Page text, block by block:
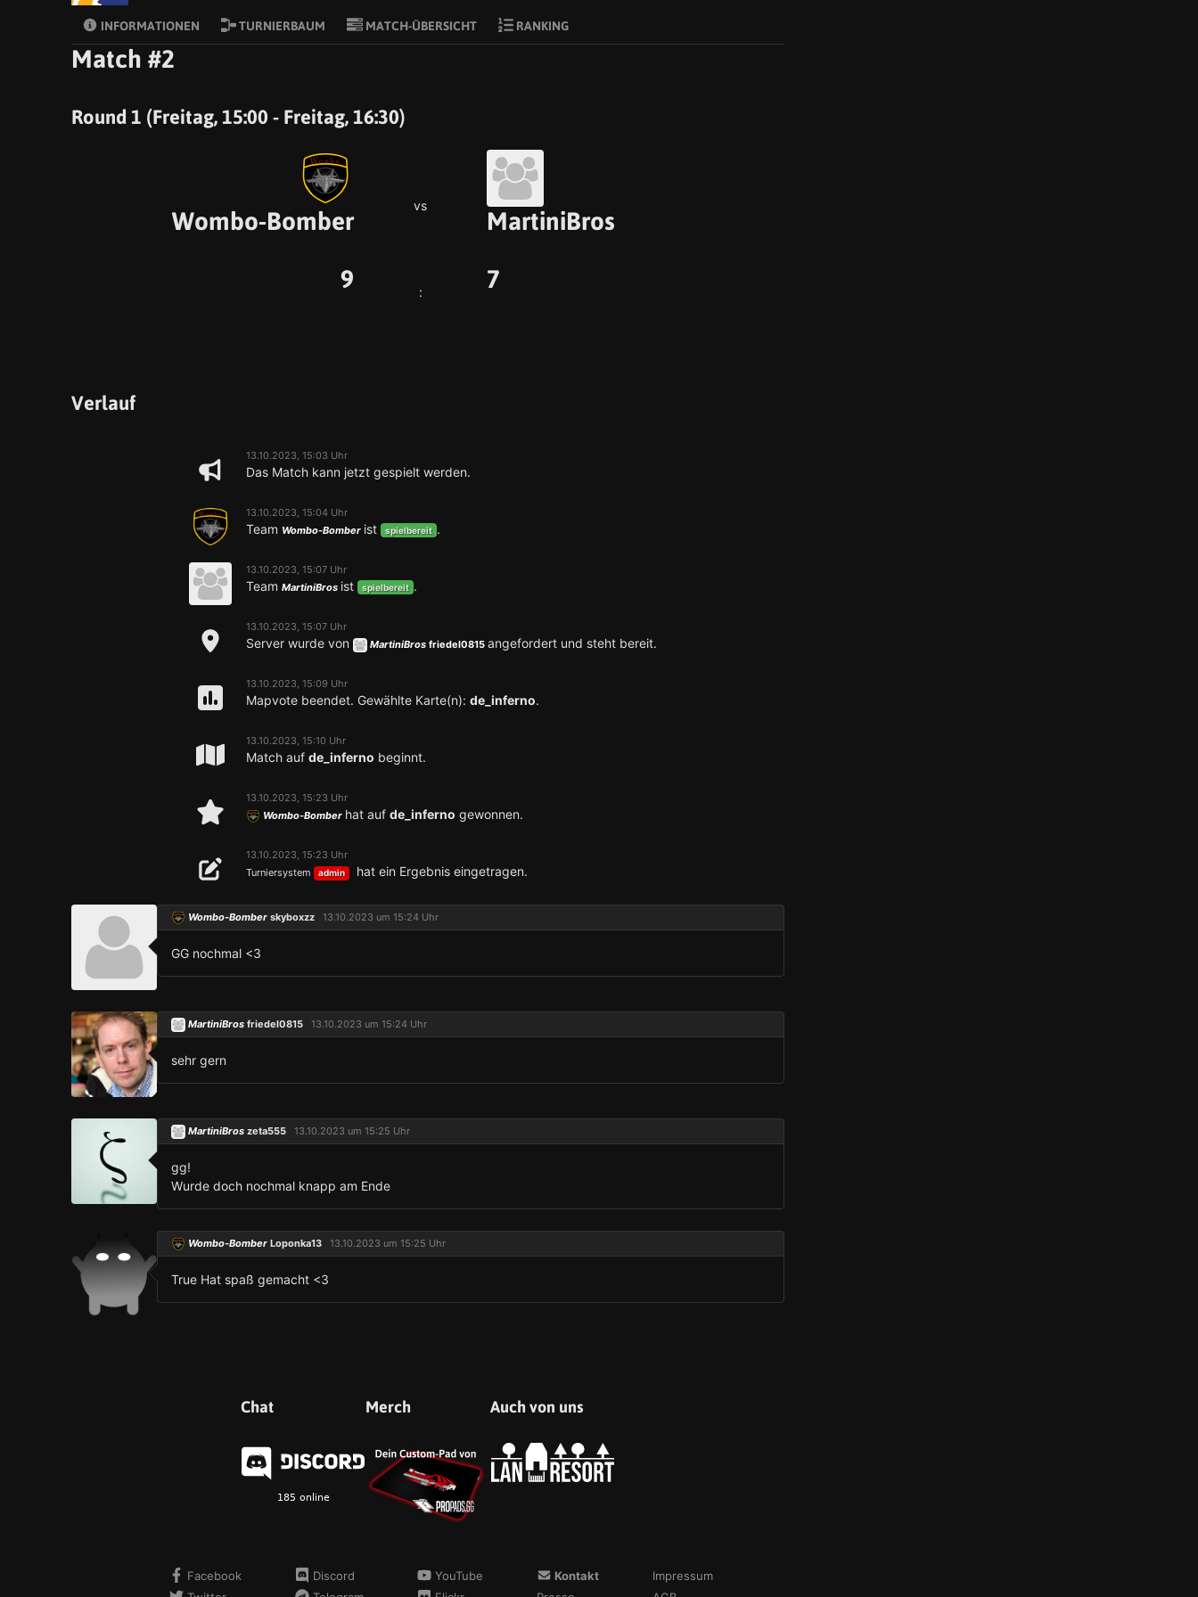
INFORMATIONEN TURNIERBAUM MATCH-ÜBERSICHT RANKING
Match #2
Round 1 (Freitag, 15:00 - Freitag, 16:30)
Wombo-Bomber
vs
MartiniBros
9 : 7
Verlauf
13.10.2023, 15:03 Uhr
Das Match kann jetzt gespielt werden.
13.10.2023, 15:04 Uhr
Team Wombo-Bomber ist spielbereit .
13.10.2023, 15:07 Uhr
Team MartiniBros ist spielbereit .
13.10.2023, 15:07 Uhr
Server wurde von MartiniBros friedel0815 angefordert und steht bereit.
13.10.2023, 15:09 Uhr
Mapvote beendet. Gewählte Karte(n): de_inferno.
13.10.2023, 15:10 Uhr
Match auf de_inferno beginnt.
13.10.2023, 15:23 Uhr
Wombo-Bomber hat auf de_inferno gewonnen.
13.10.2023, 15:23 Uhr
Turniersystem
admin hat ein Ergebnis eingetragen.
Wombo-Bomber skyboxzz 13.10.2023 um 15:24 Uhr
GG nochmal <3
MartiniBros friedel0815 13.10.2023 um 15:24 Uhr
sehr gern
MartiniBros zeta555 13.10.2023 um 15:25 Uhr
gg!
Wurde doch nochmal knapp am Ende
Wombo-Bomber Loponka13 13.10.2023 um 15:25 Uhr
True Hat spaß gemacht <3
Chat Merch Auch von uns
Facebook
Discord
YouTube
Kontakt
Impressum